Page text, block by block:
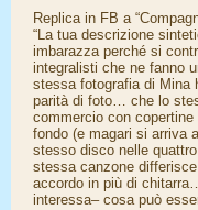
Replica in FB a
“La tua descrizione
imbarazza perché si
integralisti che ne fanno
stessa fotografia di Mina
parità di foto… che lo
commercio con
fondo (e magari si arriva
stesso disco nelle
stessa canzone
accordo in più di
interessa– cosa può